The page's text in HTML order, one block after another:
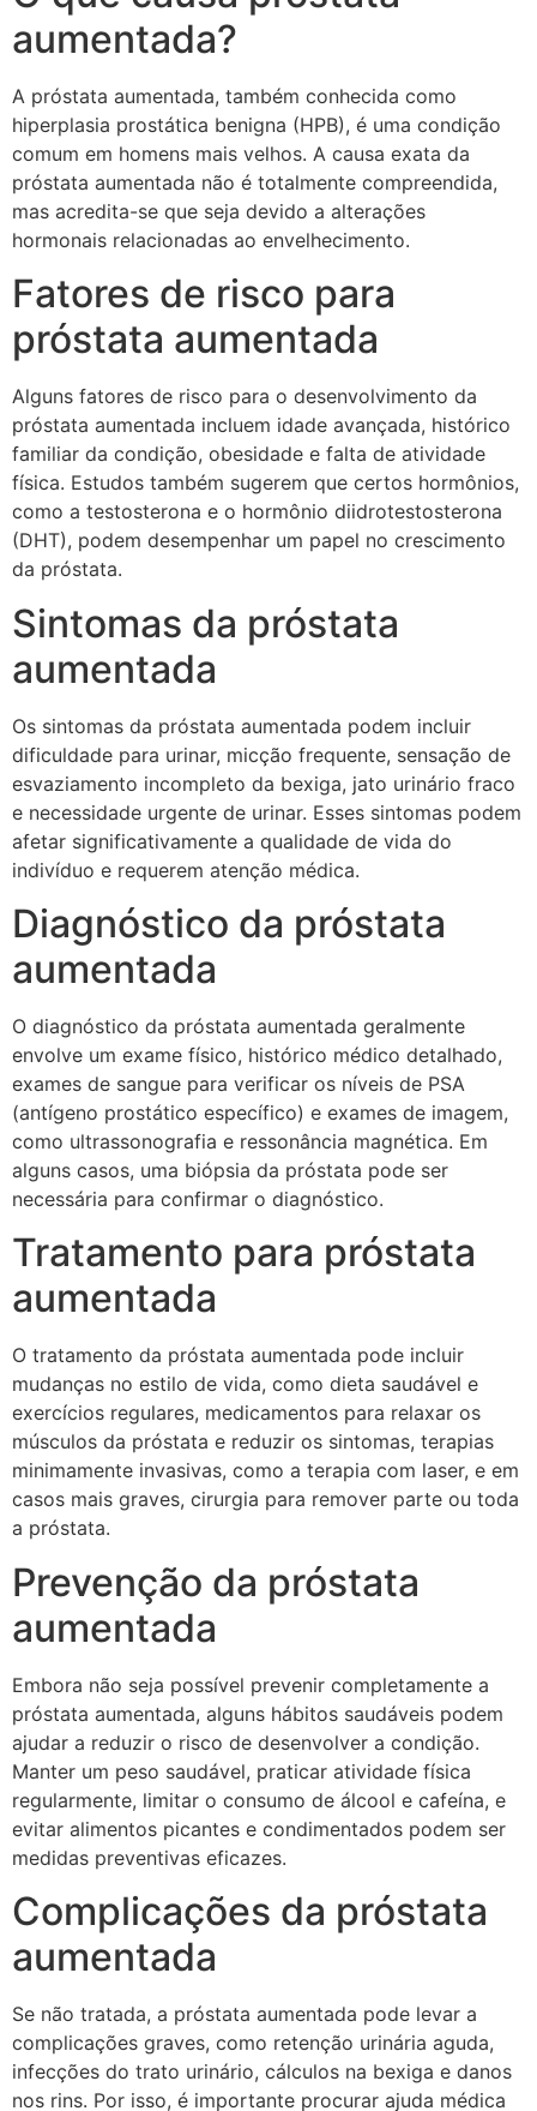
aumentada?
A próstata aumentada, também conhecida como
hiperplasia prostática benigna (HPB), é uma condição
comum em homens mais velhos. A causa exata da
próstata aumentada não é totalmente compreendida,
mas acredita-se que seja devido a alterações
hormonais relacionadas ao envelhecimento.
Fatores de risco para
próstata aumentada
Alguns fatores de risco para o desenvolvimento da
próstata aumentada incluem idade avançada, histórico
familiar da condição, obesidade e falta de atividade
física. Estudos também sugerem que certos hormônios,
como a testosterona e o hormônio diidrotestosterona
(DHT), podem desempenhar um papel no crescimento
da próstata.
Sintomas da próstata
aumentada
Os sintomas da próstata aumentada podem incluir
dificuldade para urinar, micção frequente, sensação de
esvaziamento incompleto da bexiga, jato urinário fraco
e necessidade urgente de urinar. Esses sintomas podem
afetar significativamente a qualidade de vida do
indivíduo e requerem atenção médica.
Diagnóstico da próstata
aumentada
O diagnóstico da próstata aumentada geralmente
envolve um exame físico, histórico médico detalhado,
exames de sangue para verificar os níveis de PSA
(antígeno prostático específico) e exames de imagem,
como ultrassonografia e ressonância magnética. Em
alguns casos, uma biópsia da próstata pode ser
necessária para confirmar o diagnóstico.
Tratamento para próstata
aumentada
O tratamento da próstata aumentada pode incluir
mudanças no estilo de vida, como dieta saudável e
exercícios regulares, medicamentos para relaxar os
músculos da próstata e reduzir os sintomas, terapias
minimamente invasivas, como a terapia com laser, e em
casos mais graves, cirurgia para remover parte ou toda
a próstata.
Prevenção da próstata
aumentada
Embora não seja possível prevenir completamente a
próstata aumentada, alguns hábitos saudáveis podem
ajudar a reduzir o risco de desenvolver a condição.
Manter um peso saudável, praticar atividade física
regularmente, limitar o consumo de álcool e cafeína, e
evitar alimentos picantes e condimentados podem ser
medidas preventivas eficazes.
Complicações da próstata
aumentada
Se não tratada, a próstata aumentada pode levar a
complicações graves, como retenção urinária aguda,
infecções do trato urinário, cálculos na bexiga e danos
nos rins. Por isso, é importante procurar ajuda médica